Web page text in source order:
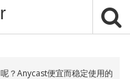
？Anycast便宜而稳定使用的